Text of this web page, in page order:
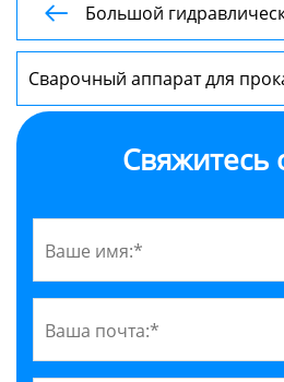

Большой
стыковой сварки
Сварочный аппарат для
с ЧПУ
Свяжитесь